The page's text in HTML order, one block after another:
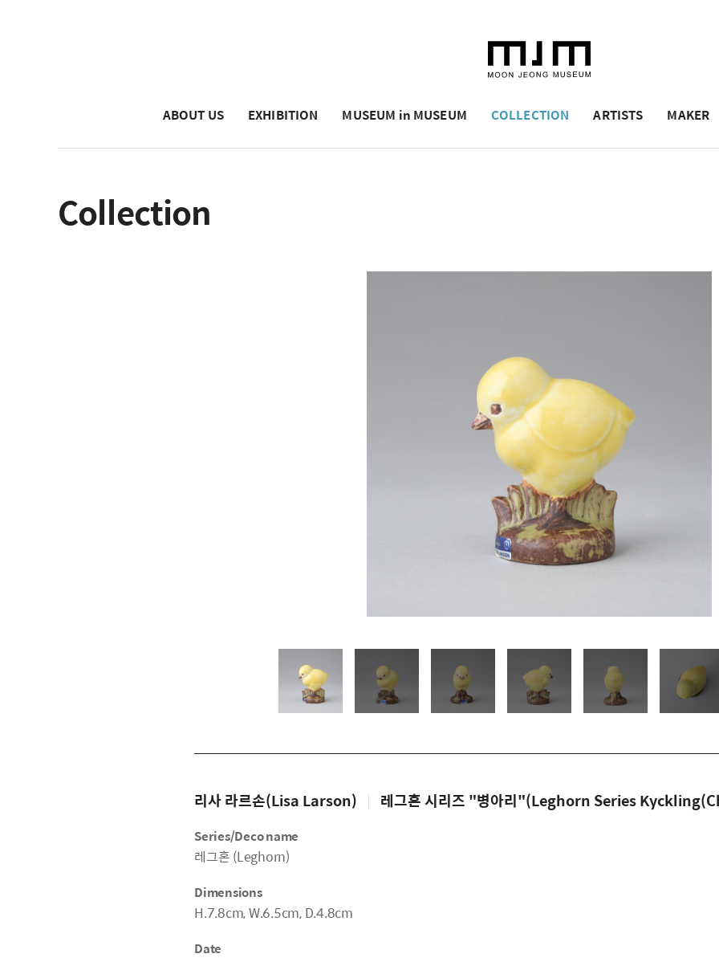
ABOUT US EXHIBITION MUSEUM in MUSEUM COLLECTION ARTISTS MAKER
Collection
리사 라르손(Lisa Larson) | 레그혼 시리즈 "병아리"(Leghorn Series
Series/Deco name
레그혼 (Leghorn)
Dimensions
H.7.8cm, W.6.5cm, D.4.8cm
Date